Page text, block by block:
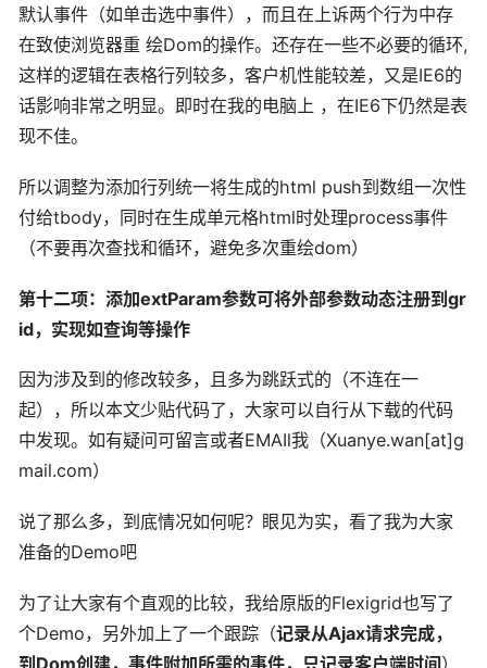
默认事件（如单击选中事件），而且在上诉两个行为中存
在致使浏览器重 绘Dom的操作。还存在一些不必要的循环,
这样的逻辑在表格行列较多，客户机性能较差，又是IE6的
话影响非常之明显。即时在我的电脑上 ，在IE6下仍然是表
现不佳。
所以调整为添加行列统一将生成的html push到数组一次性
付给tbody，同时在生成单元格html时处理process事件
（不要再次查找和循环，避免多次重绘dom）
第十二项：添加extParam参数可将外部参数动态注册到gr
id，实现如查询等操作
因为涉及到的修改较多，且多为跳跃式的（不连在一
起），所以本文少贴代码了，大家可以自行从下载的代码
中发现。如有疑问可留言或者EMAIl我（Xuanye.wan[at]g
mail.com）
说了那么多，到底情况如何呢？眼见为实，看了我为大家
准备的Demo吧
为了让大家有个直观的比较，我给原版的Flexigrid也写了
个Demo，另外加上了一个跟踪（记录从Ajax请求完成，
到Dom创建，事件附加所需的事件，只记录客户端时间）,